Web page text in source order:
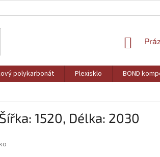
polykarbonát Plexisklo BOND
1520, Délka: 2030